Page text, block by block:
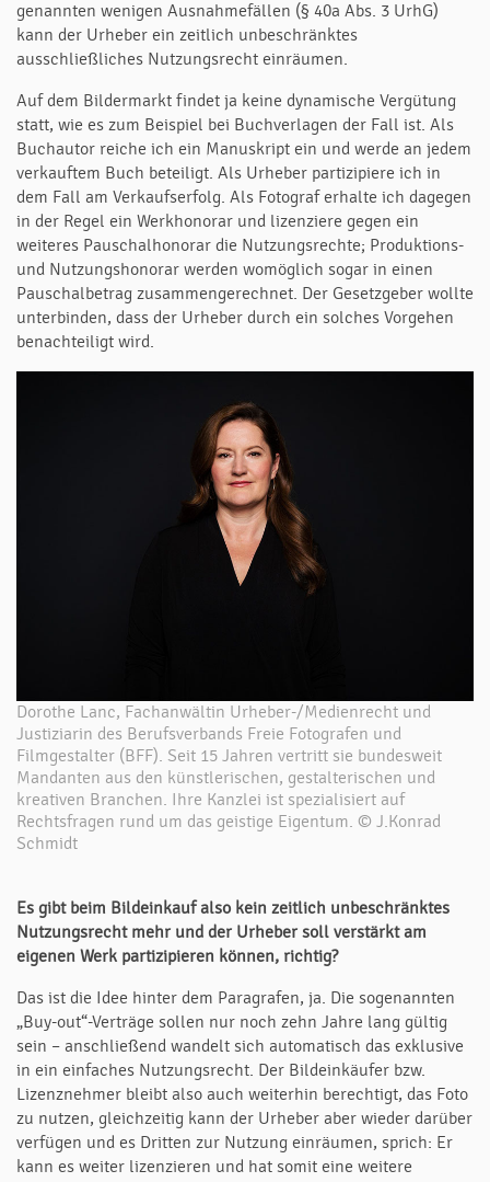
genannten wenigen Ausnahmefällen (§ 40a Abs. 3 UrhG)
kann der Urheber ein zeitlich unbeschränktes
ausschließliches Nutzungsrecht einräumen.
Auf dem Bildermarkt findet ja keine dynamische Vergütung
statt, wie es zum Beispiel bei Buchverlagen der Fall ist. Als
Buchautor reiche ich ein Manuskript ein und werde an jedem
verkauftem Buch beteiligt. Als Urheber partizipiere ich in
dem Fall am Verkaufserfolg. Als Fotograf erhalte ich dagegen
in der Regel ein Werkhonorar und lizenziere gegen ein
weiteres Pauschalhonorar die Nutzungsrechte; Produktions-
und Nutzungshonorar werden womöglich sogar in einen
Pauschalbetrag zusammengerechnet. Der Gesetzgeber wollte
unterbinden, dass der Urheber durch ein solches Vorgehen
benachteiligt wird.
Dorothe Lanc, Fachanwältin Urheber-/Medienrecht und
Justiziarin des Berufsverbands Freie Fotografen und
Filmgestalter (BFF). Seit 15 Jahren vertritt sie bundesweit
Mandanten aus den künstlerischen, gestalterischen und
kreativen Branchen. Ihre Kanzlei ist spezialisiert auf
Rechtsfragen rund um das geistige Eigentum. © J.Konrad
Schmidt
Es gibt beim Bildeinkauf also kein zeitlich unbeschränktes
Nutzungsrecht mehr und der Urheber soll verstärkt am
eigenen Werk partizipieren können, richtig?
Das ist die Idee hinter dem Paragrafen, ja. Die sogenannten
„Buy-out“-Verträge sollen nur noch zehn Jahre lang gültig
sein – anschließend wandelt sich automatisch das exklusive
in ein einfaches Nutzungsrecht. Der Bildeinkäufer bzw.
Lizenznehmer bleibt also auch weiterhin berechtigt, das Foto
zu nutzen, gleichzeitig kann der Urheber aber wieder darüber
verfügen und es Dritten zur Nutzung einräumen, sprich: Er
kann es weiter lizenzieren und hat somit eine weitere